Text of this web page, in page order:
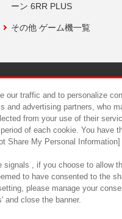
ーン 6RR PLUS
その他 ゲーム機一覧
ご提供について カスタマ
our traffic and to personalize
and advertising partners, who
from your use of their
of each cookie. You have
Share My Personal
, if you choose to allow
to have consented to the
please manage your
and close the banner.